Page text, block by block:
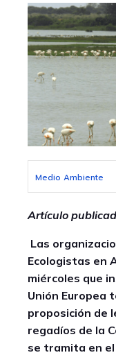
Medio Ambiente
Artículo
Las
Ecologistas en
miércoles que
Unión Europea
proposición de
regadíos de la
se tramita en